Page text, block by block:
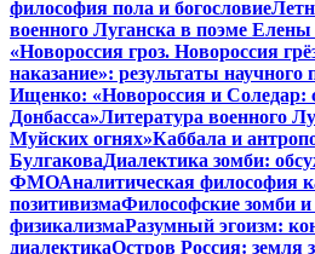
философия пола и богословие
военного Луганска в поэме Елены
«Новороссия гроз. Новороссия
наказание»: результаты научного
Ищенко: «Новороссия и Соледар:
Донбасса»Литература военного
Муйских огнях»Каббала и
БулгаковаДиалектика зомби:
ФМОАналитическая философия
позитивизмаФилософские зомби и
физикализмаРазумный эгоизм:
диалектикаОстров Россия: земля